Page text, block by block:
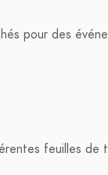
pour des
feuilles